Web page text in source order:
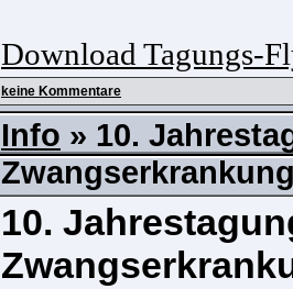
Download Tagungs-
keine Kommentare
Info » 10.
10. Jahrestagung der Deutschen Gesellschaft